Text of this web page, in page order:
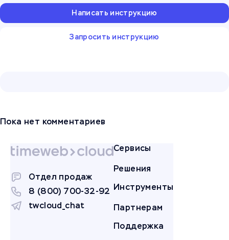
Написать инструкцию
Запросить инструкцию
Пока нет комментариев
Отдел продаж
8 (800) 700-32-92
twcloud_chat
Сервисы
Решения
Инструменты
Партнерам
Поддержка